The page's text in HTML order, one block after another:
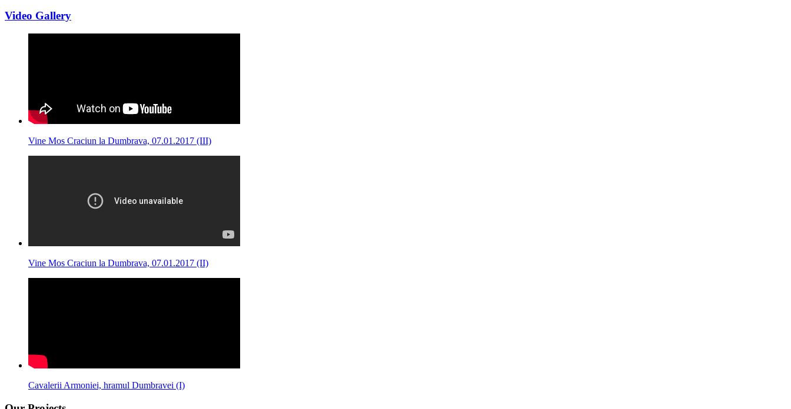
Video Gallery
Vine Mos Craciun la Dumbrava, 07.01.2017 (III)
Vine Mos Craciun la Dumbrava, 07.01.2017 (II)
Cavalerii Armoniei, hramul Dumbravei (I)